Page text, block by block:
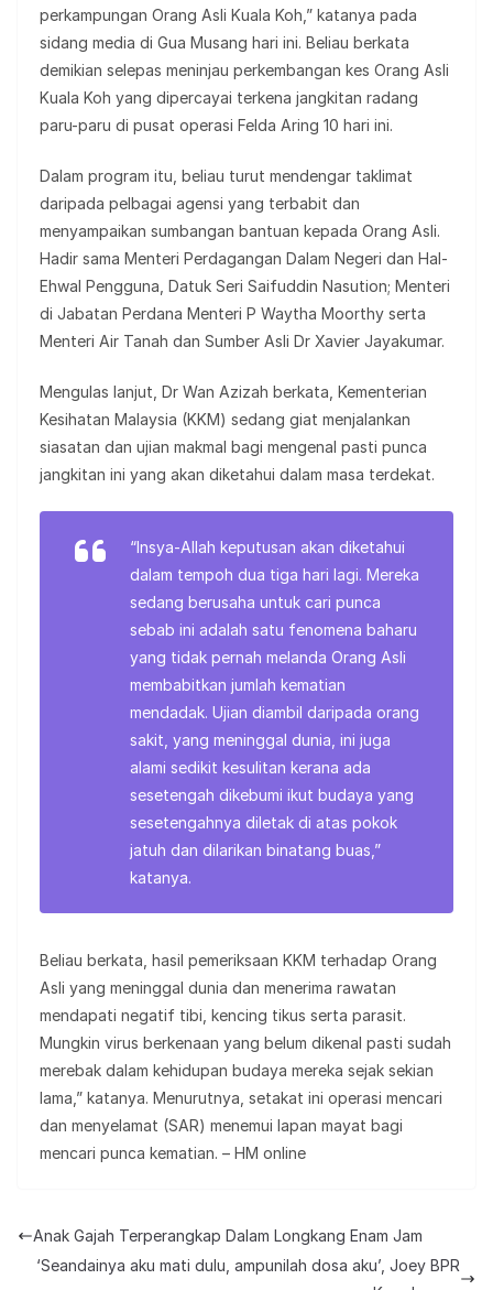
perkampungan Orang Asli Kuala Koh,” katanya pada
sidang media di Gua Musang hari ini. Beliau berkata
demikian selepas meninjau perkembangan kes Orang Asli
Kuala Koh yang dipercayai terkena jangkitan radang
paru-paru di pusat operasi Felda Aring 10 hari ini.
Dalam program itu, beliau turut mendengar taklimat
daripada pelbagai agensi yang terbabit dan
menyampaikan sumbangan bantuan kepada Orang Asli.
Hadir sama Menteri Perdagangan Dalam Negeri dan Hal-
Ehwal Pengguna, Datuk Seri Saifuddin Nasution; Menteri
di Jabatan Perdana Menteri P Waytha Moorthy serta
Menteri Air Tanah dan Sumber Asli Dr Xavier Jayakumar.
Mengulas lanjut, Dr Wan Azizah berkata, Kementerian
Kesihatan Malaysia (KKM) sedang giat menjalankan
siasatan dan ujian makmal bagi mengenal pasti punca
jangkitan ini yang akan diketahui dalam masa terdekat.
“Insya-Allah keputusan akan diketahui
dalam tempoh dua tiga hari lagi. Mereka
sedang berusaha untuk cari punca
sebab ini adalah satu fenomena baharu
yang tidak pernah melanda Orang Asli
membabitkan jumlah kematian
mendadak. Ujian diambil daripada orang
sakit, yang meninggal dunia, ini juga
alami sedikit kesulitan kerana ada
sesetengah dikebumi ikut budaya yang
sesetengahnya diletak di atas pokok
jatuh dan dilarikan binatang buas,”
katanya.
Beliau berkata, hasil pemeriksaan KKM terhadap Orang
Asli yang meninggal dunia dan menerima rawatan
mendapati negatif tibi, kencing tikus serta parasit.
Mungkin virus berkenaan yang belum dikenal pasti sudah
merebak dalam kehidupan budaya mereka sejak sekian
lama,” katanya. Menurutnya, setakat ini operasi mencari
dan menyelamat (SAR) menemui lapan mayat bagi
mencari punca kematian. – HM online
Anak Gajah Terperangkap Dalam Longkang Enam Jam
‘Seandainya aku mati dulu, ampunilah dosa aku’, Joey BPR